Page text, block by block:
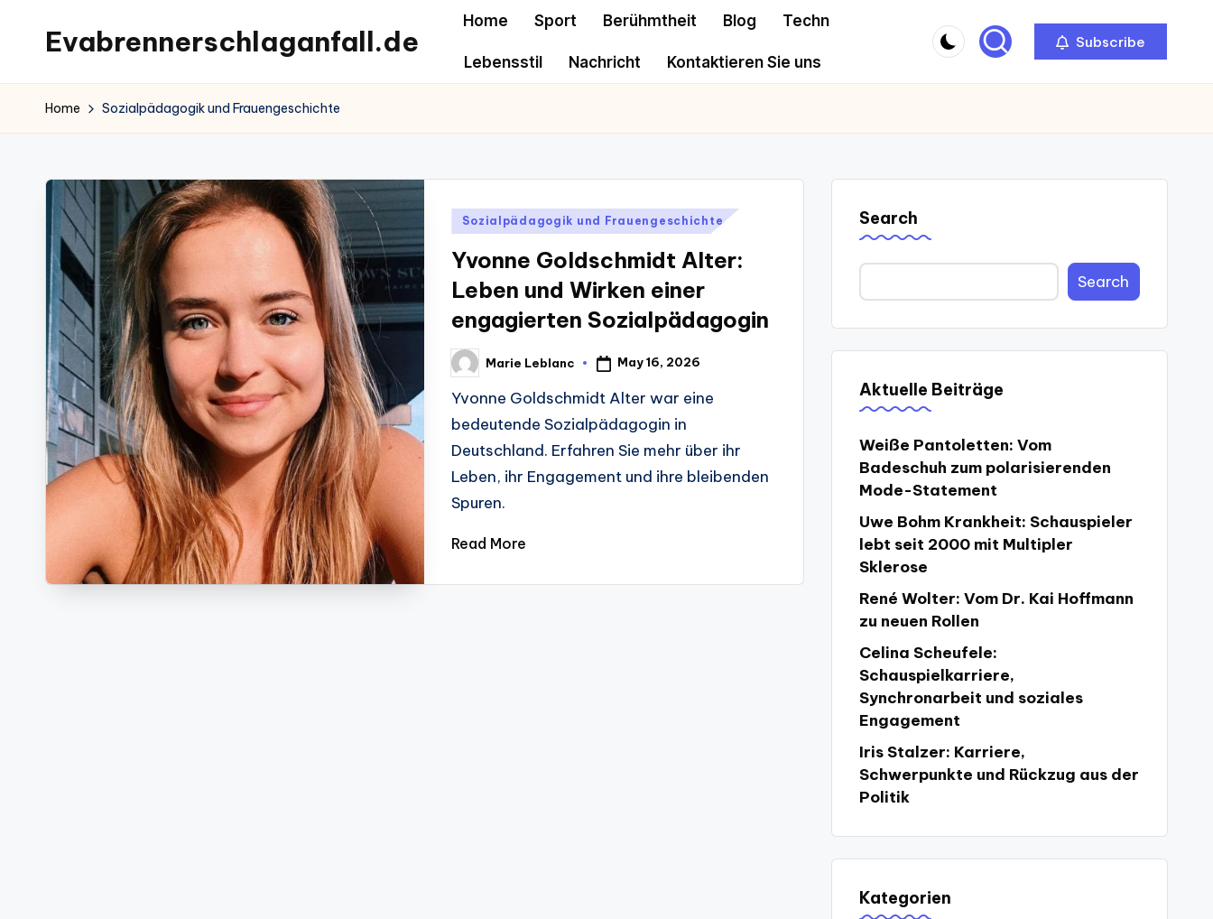
content
Evabrennerschlaganfall.de
Home Sport Berühmtheit Blog Techn
Lebensstil Nachricht Kontaktieren Sie uns
Subscribe
Home Sozialpädagogik und Frauengeschichte
Posted
Sozialpädagogik und Frauengeschichte
Yvonne Goldschmidt Alter:
Leben und Wirken einer
engagierten Sozialpädagogin
Posted
by
Marie Leblanc May 16, 2026
Yvonne Goldschmidt Alter war eine
bedeutende Sozialpädagogin in
Deutschland. Erfahren Sie mehr über ihr
Leben, ihr Engagement und ihre bleibenden
Spuren.
Read More
Search
Search
Aktuelle Beiträge
Weiße Pantoletten: Vom
Badeschuh zum polarisierenden
Mode-Statement
Uwe Bohm Krankheit: Schauspieler
lebt seit 2000 mit Multipler
Sklerose
René Wolter: Vom Dr. Kai Hoffmann
zu neuen Rollen
Celina Scheufele:
Schauspielkarriere,
Synchronarbeit und soziales
Engagement
Iris Stalzer: Karriere,
Schwerpunkte und Rückzug aus der
Politik
Kategorien